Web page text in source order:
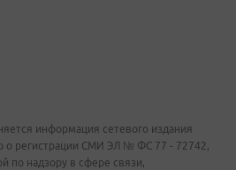
информация сетевого издания
о регистрации СМИ ЭЛ № ФС 77 - 72742,
по надзору в сфере связи,